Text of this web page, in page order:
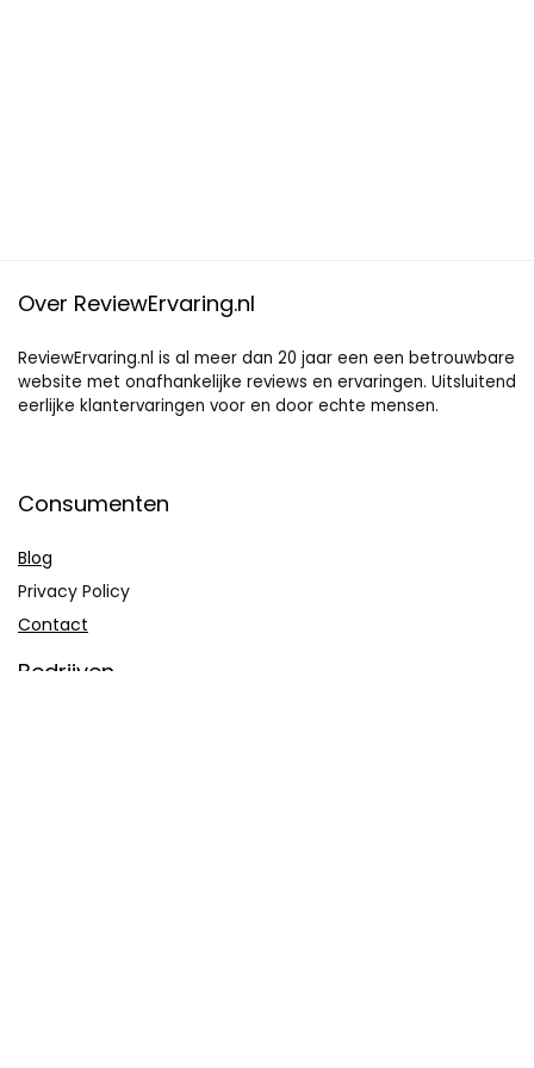
Over ReviewErvaring.nl
ReviewErvaring.nl is al meer dan 20 jaar een een betrouwbare
website met onafhankelijke reviews en ervaringen. Uitsluitend
eerlijke klantervaringen voor en door echte mensen.
Consumenten
Blog
Privacy Policy
Contact
Bedrijven